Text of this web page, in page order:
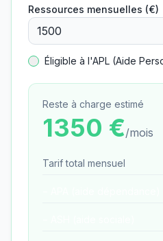
Ressources mensuelles (€)
Éligible à l'APL (Aide
Reste à charge estimé
1350 €/mois
Tarif total mensuel